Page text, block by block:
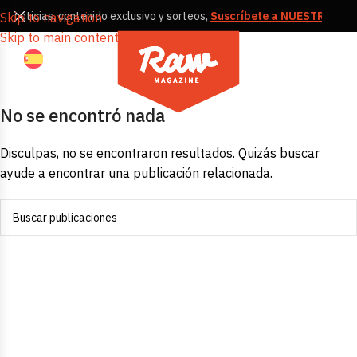
Skip to navigation
Skip to main content
noticias, contenido exclusivo y sorteos, Suscríbete a NUESTRA
No se encontró nada
Disculpas, no se encontraron resultados. Quizás buscar
ayude a encontrar una publicación relacionada.